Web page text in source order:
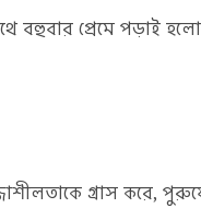
বহুবার প্রেমে পড়াই হলো
গ্রাস করে,